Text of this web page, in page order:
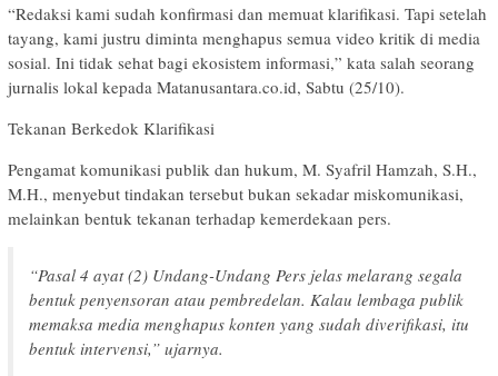
“Redaksi kami sudah konfirmasi dan memuat klarifikasi. Tapi setelah
tayang, kami justru diminta menghapus semua video kritik di media
sosial. Ini tidak sehat bagi ekosistem informasi,” kata salah seorang
jurnalis lokal kepada Matanusantara.co.id, Sabtu (25/10).
Tekanan Berkedok Klarifikasi
Pengamat komunikasi publik dan hukum, M. Syafril Hamzah, S.H.,
M.H., menyebut tindakan tersebut bukan sekadar miskomunikasi,
melainkan bentuk tekanan terhadap kemerdekaan pers.
“Pasal 4 ayat (2) Undang-Undang Pers jelas melarang segala
bentuk penyensoran atau pembredelan. Kalau lembaga publik
memaksa media menghapus konten yang sudah diverifikasi, itu
bentuk intervensi,” ujarnya.